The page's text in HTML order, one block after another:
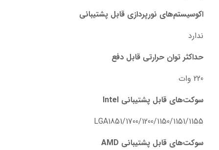
اکوسیستم‌های نورپردازی قابل پشتیبانی
ندارد
حداکثر توان حرارتی قابل دفع
220 وات
سوکت‌های قابل پشتیبانی Intel
LGA1851/1700/1200/1150/1151/1155
سوکت‌های قابل پشتیبانی AMD